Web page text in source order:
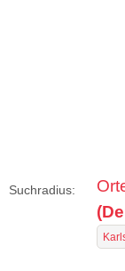
Suchradius: